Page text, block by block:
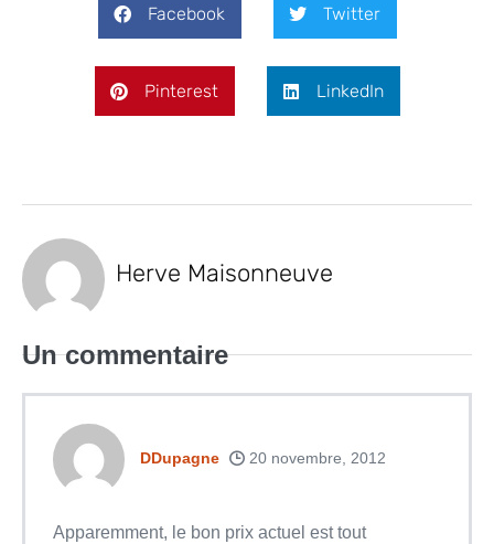
Facebook Twitter
Pinterest LinkedIn
Herve Maisonneuve
Uncommentaire
DDupagne 20 novembre, 2012
Apparemment, le bon prix actuel est tout